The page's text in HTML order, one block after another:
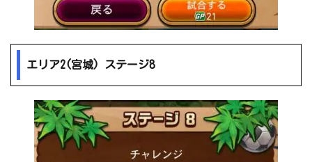
エリア2(宮城) ステージ8